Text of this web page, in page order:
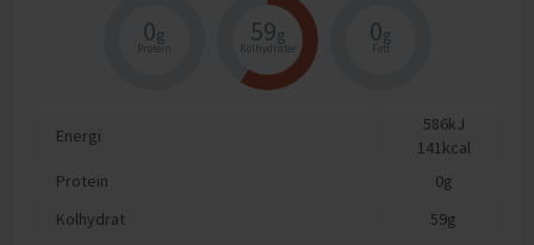
0g
Protein
59g
Kolhydrater
0g
Fett
Energi
586kJ
141kcal
Protein
0g
Kolhydrat
59g